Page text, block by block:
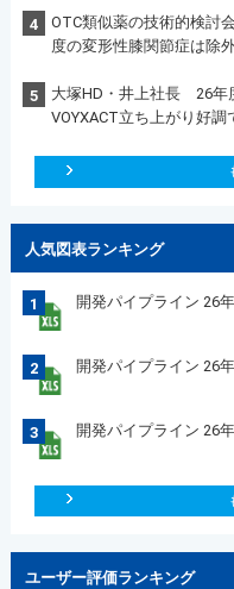
4
OTC類似薬の技術的検討
度の変形性膝関節症は除
5
大塚HD・井上社長 26年
VOYXACT立ち上がり好調
人気図表ランキング
1 開発パイプライン 26
2 開発パイプライン 26
3 開発パイプライン 26
ユーザー評価ランキング